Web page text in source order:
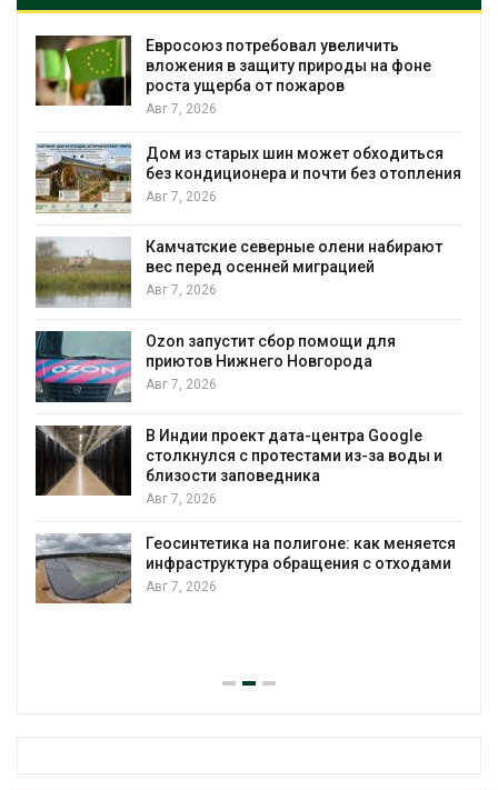
увеличить
природы на фоне
от пожаров
шин может обходиться
и почти без отопления
олени набирают
миграцией
сбор помощи для
Новгорода
дата-центра Google
протестами из-за воды и
на полигоне: как меняется
обращения с отходами
Американские
масштабном
Названы
России по итогам
Тайфун, засуха и
несколько
Авг 7, 2026
Солнечные
воду
Авг 7, 2026
Авг 7, 2026